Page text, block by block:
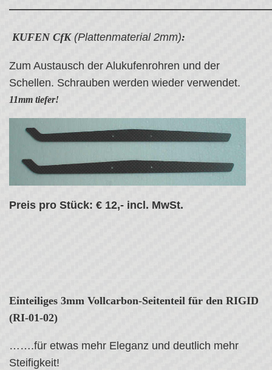
KUFEN CfK (Plattenmaterial 2mm):
Zum Austausch der Alukufenrohren und der
Schellen. Schrauben werden wieder verwendet.
11mm tiefer!
Preis pro Stück: € 12,- incl. MwSt.
Einteiliges 3mm Vollcarbon-Seitenteil für den RIGID
(RI-01-02)
…….für etwas mehr Eleganz und deutlich mehr
Steifigkeit!